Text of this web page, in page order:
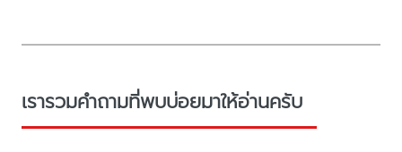
เรารวมคำถามที่พบบ่อยมาให้อ่านครับ